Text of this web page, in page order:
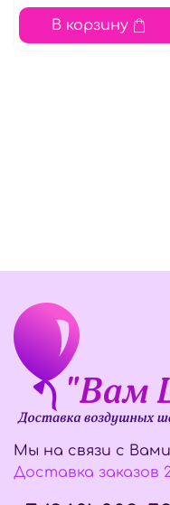
В корзину
Мы на связи с Вами
Доставка заказов